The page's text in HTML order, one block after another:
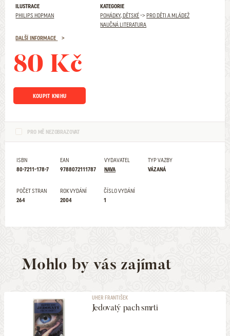
ILUSTRACE
PHILIPS HOPMAN
KATEGORIE
POHÁDKY, DĚTSKÉ->PRO DĚTI A MLÁDEŽ
NAUČNÁ LITERATURA
DALŠÍ INFORMACE
80 Kč
KOUPIT KNIHU
PRO MĚ NEZOBRAZOVAT
ISBN
80-7211-178-7
EAN
9788072111787
VYDAVATEL
NAVA
TYP VAZBY
VÁZANÁ
POČET STRAN
264
ROK VYDÁNÍ
2004
ČÍSLO VYDÁNÍ
1
Mohlo by vás zajímat
UHER FRANTIŠEK
Jedovatý pach smrti